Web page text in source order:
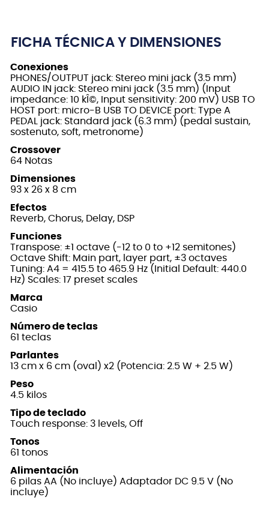
FICHA TÉCNICA Y DIMENSIONES
Conexiones
PHONES/OUTPUT jack: Stereo mini jack (3.5 mm)
AUDIO IN jack: Stereo mini jack (3.5 mm) (Input
impedance: 10 kÎ©, Input sensitivity: 200 mV) USB TO
HOST port: micro-B USB TO DEVICE port: Type A
PEDAL jack: Standard jack (6.3 mm) (pedal sustain,
sostenuto, soft, metronome)
Crossover
64 Notas
Dimensiones
93 x 26 x 8 cm
Efectos
Reverb, Chorus, Delay, DSP
Funciones
Transpose: ±1 octave (-12 to 0 to +12 semitones)
Octave Shift: Main part, layer part, ±3 octaves
Tuning: A4 = 415.5 to 465.9 Hz (Initial Default: 440.0
Hz) Scales: 17 preset scales
Marca
Casio
Número de teclas
61 teclas
Parlantes
13 cm x 6 cm (oval) x2 (Potencia: 2.5 W + 2.5 W)
Peso
4.5 kilos
Tipo de teclado
Touch response: 3 levels, Off
Tonos
61 tonos
Alimentación
6 pilas AA (No incluye) Adaptador DC 9.5 V (No
incluye)